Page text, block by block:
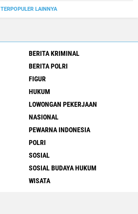
TERPOPULER LAINNYA
BERITA KRIMINAL
BERITA POLRI
FIGUR
HUKUM
LOWONGAN PEKERJAAN
NASIONAL
PEWARNA INDONESIA
POLRI
SOSIAL
SOSIAL BUDAYA HUKUM
WISATA